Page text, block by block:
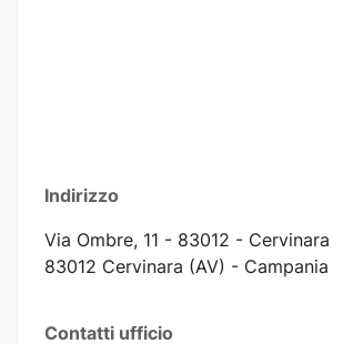
Indirizzo
Via Ombre, 11 - 83012 - Cervinara
83012 Cervinara (AV) - Campania
Contatti ufficio